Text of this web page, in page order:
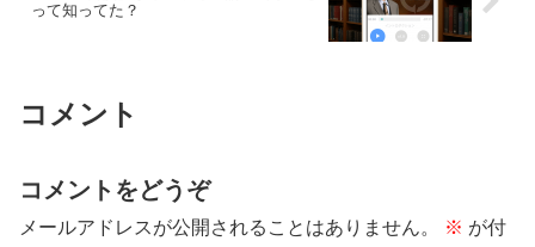
って知ってた？
コメント
コメントをどうぞ
メールアドレスが公開されることはありません。 ※ が付